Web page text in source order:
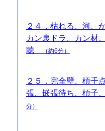
２４．枯れる、河、
カン裏ドラ、カン材
聴
（約6分）
２５．完全壁、槓千
張、嵌張待ち、槓子
分）